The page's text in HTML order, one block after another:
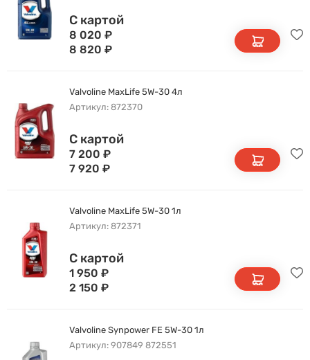
С картой
8 020 ₽
8 820 ₽
Valvoline MaxLife 5W-30 4л
Артикул: 872370
С картой
7 200 ₽
7 920 ₽
Valvoline MaxLife 5W-30 1л
Артикул: 872371
С картой
1 950 ₽
2 150 ₽
Valvoline Synpower FE 5W-30 1л
Артикул: 907849 872551